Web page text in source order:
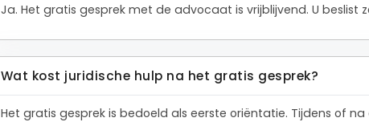
Ja. Het gratis gesprek met de advocaat is vrijblijvend. U
Wat kost juridische hulp na het gratis gesprek?
Het gratis gesprek is bedoeld als eerste oriëntatie. Tijdens of